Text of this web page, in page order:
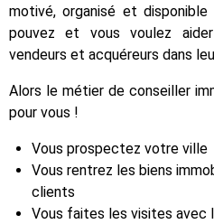
motivé, organisé et
pouvez et vous voulez
vendeurs et acquéreurs dans
Alors le métier de conseiller
pour vous !
Vous prospectez votre ville
Vous rentrez les biens
clients
Vous faites les visites avec